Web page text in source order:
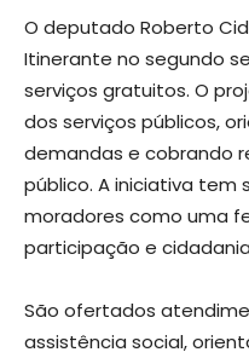
O deputado Roberto
Itinerante no segundo
serviços gratuitos. O
dos serviços públicos,
demandas e cobrando
público. A iniciativa tem
moradores como uma
participação e
São ofertados
assistência social,